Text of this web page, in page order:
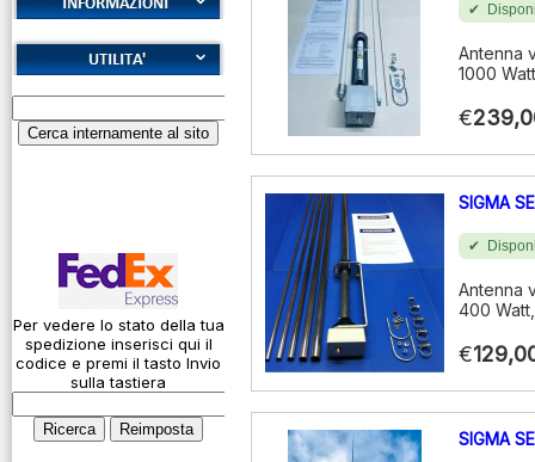
Cookies
Diritto di recesso
Garanzie
Alfabeto Fonetico
ICAO
Codice Q
Come si usa un
cavo
Connessioni
microfoniche
Cosa è l' ADS-B
Per vedere lo stato della tua
spedizione inserisci qui il
codice e premi il tasto Invio
sulla tastiera
Antenna
1000
€
SIGMA
Antenna
400
€
SIGMA